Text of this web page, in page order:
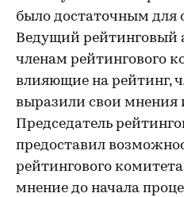
было достаточным для
Ведущий рейтинговый
членам рейтингового
влияющие на рейтинг,
выразили свои мнения
Председатель
предоставил
рейтингового
мнение до начала